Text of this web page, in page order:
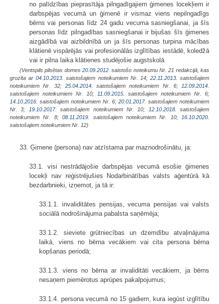
no palīdzības pieprasītāja pilngadīgajiem ģimenes locekļiem ir
darbspējas vecumā un ģimenē ir vismaz viens nepilngadīgs
bērns vai personas līdz 24 gadu vecuma sasniegšanai, ja šīs
personas līdz pilngadības sasniegšanai ir bijušas šīs ģimenes
aizgādībā vai aizbildnībā un ja šīs personas turpina mācības
klātienē vispārējās vai profesionālās izglītības iestādē, koledžā
vai ir pilna laika klātienes studējošie augstskolā.
(Ventspils pilsētas domes 20.09.2012. saistošo noteikumu Nr. 21 redakcijā, kas
grozīta ar04.10.2013. saistošajiem noteikumiem Nr. 14; 22.11.2013.
saistošajiem
noteikumiem Nr. 32; 25.04.2014. saistošajiem noteikumiem Nr. 6; 12.09.2014.
saistošajiem noteikumiem Nr. 10; 11.09.2015.
saistošajiem noteikumiem Nr. 6;
14.10.2016. saistošajiem noteikumiem Nr. 6; 20.01.2017. saistošajiem noteikumiem
Nr. 3;
19.10.2017. saistošajiem noteikumiem Nr. 10; 12.10.2018.
saistošajiem
noteikumiem Nr. 8;08.11.2019. saistošajiem noteikumiem Nr. 10; 16.10.2020.
saistošajiem noteikumiem Nr. 12)
33. Ģimene (persona) nav atzīstama par maznodrošinātu, ja:
33.1. visi nestrādājošie darbspējas vecumā esošie ģimenes
locekļi nav reģistrējušies Nodarbinātības valsts aģentūrā kā
bezdarbnieki, izņemot, ja tā ir:
33.1.1. invaliditātes pensijas, vecuma pensijas vai valsts
sociālā nodrošinājuma pabalsta saņēmēja;
33.1.2. sieviete grūtniecības un dzemdību atvaļinājuma
laikā, viens no bērna vecākiem vai cita persona bērna
kopšanas periodā;
33.1.3. viens no bērna ar invaliditāti vecākiem, ja bērns
nesaņem piemērotus aprūpes pakalpojumus;
33.1.4. persona vecumā no 15 gadiem, kura iegūst izglītību